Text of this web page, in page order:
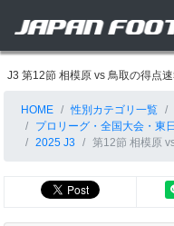
J3 第12節 相模原 vs 鳥取の得点
HOME 性別カテゴリ一覧
プロリーグ・全国大会・東
2025 J3
第12節 相模原